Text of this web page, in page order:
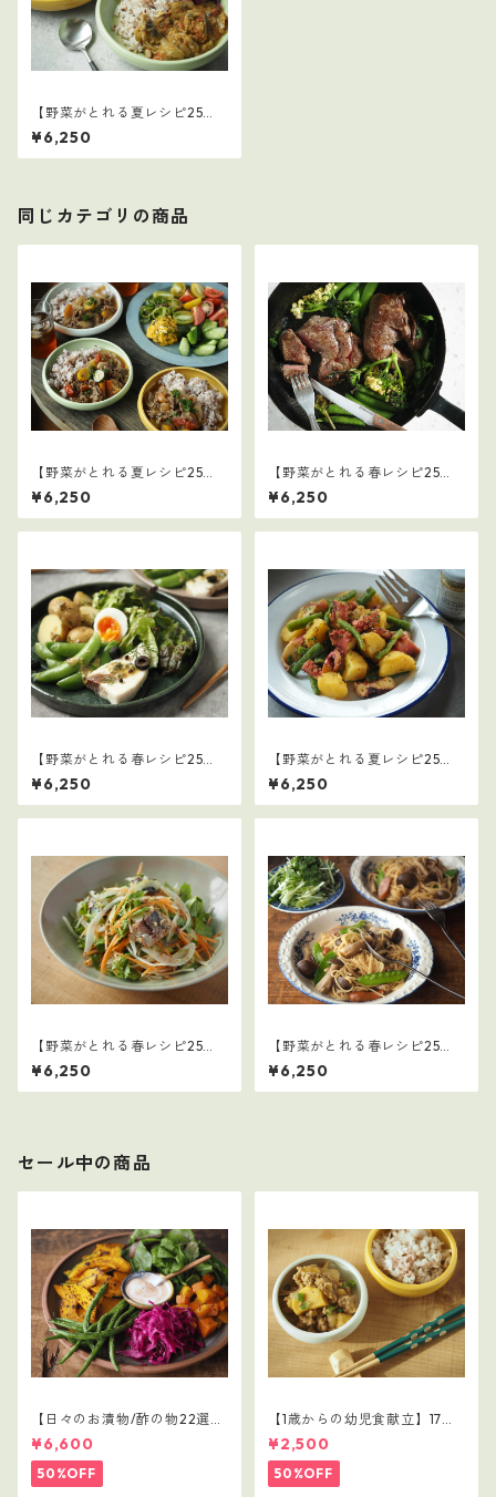
【野菜がとれる夏レシピ25
選】1
¥6,250
同じカテゴリの商品
【野菜がとれる夏レシピ25
選】3
¥6,250
【野菜がとれる春レシピ25
選】4
¥6,250
【野菜がとれる春レシピ25
選】3
¥6,250
【野菜がとれる夏レシピ25
選】2
¥6,250
【野菜がとれる春レシピ25
選】2
¥6,250
【野菜がとれる春レシピ25
選】1
¥6,250
セール中の商品
【日々のお漬物/酢の物22選】
1～5セット（110レシピ）
¥6,600
50%OFF
【1歳からの幼児食献立】17レ
シピつき
¥2,500
50%OFF